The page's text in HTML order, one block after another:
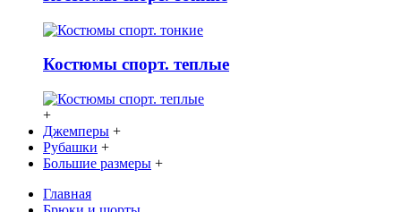
Костюмы спорт. теплые
+
Джемперы +
Рубашки +
Большие размеры +
Главная